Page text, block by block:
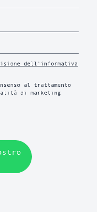
dell’informativa
al trattamento
di marketing